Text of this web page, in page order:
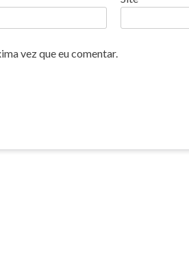
vez que eu comentar.